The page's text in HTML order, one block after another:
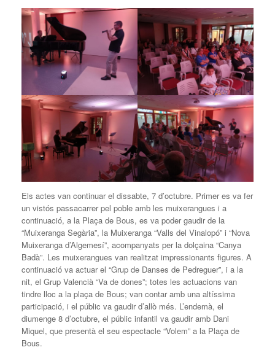
Els actes van continuar el dissabte, 7 d’octubre. Primer es va fer
un vistós passacarrer pel poble amb les muixerangues i a
continuació, a la Plaça de Bous, es va poder gaudir de la
“Muixeranga Segària”, la Muixeranga “Valls del Vinalopó” i “Nova
Muixeranga d’Algemesí”, acompanyats per la dolçaina “Canya
Badà”. Les muixerangues van realitzat impressionants figures. A
continuació va actuar el “Grup de Danses de Pedreguer”, i a la
nit, el Grup Valencià “Va de dones”; totes les actuacions van
tindre lloc a la plaça de Bous; van contar amb una altíssima
participació, i el públic va gaudir d’allò més. L’endemà, el
diumenge 8 d’octubre, el públic infantil va gaudir amb Dani
Miquel, que presentà el seu espectacle “Volem” a la Plaça de
Bous.